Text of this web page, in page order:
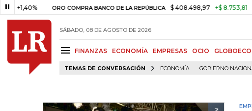
ORO COMPRA BANCO DE LA REPÚBLICA $ 408.498,97 +$ 8.753,81 +2,19%
SÁBADO, 08 DE AGOSTO DE 2026
FINANZAS ECONOMÍA EMPRESAS OCIO
TEMAS DE CONVERSACIÓN ECONOMÍA GOBIERNO